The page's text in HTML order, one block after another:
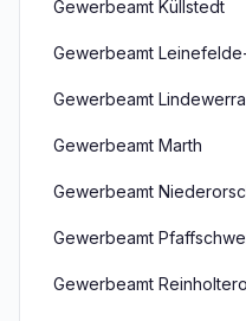
Gewerbeamt Küllstedt
Gewerbeamt
Gewerbeamt Lindewerra
Gewerbeamt Marth
Gewerbeamt
Gewerbeamt
Gewerbeamt